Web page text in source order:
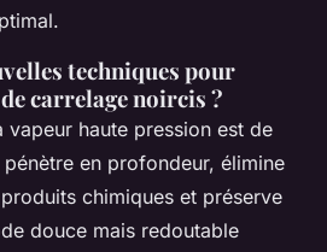
techniques pour
carrelage noircis ?
vapeur haute pression est de
en profondeur, élimine
chimiques et préserve
douce mais redoutable